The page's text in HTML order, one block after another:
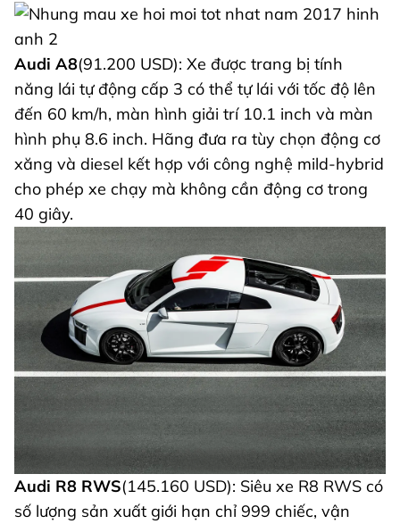
Audi A8(91.200 USD): Xe được trang bị tính
năng lái tự động cấp 3 có thể tự lái với tốc độ lên
đến 60 km/h, màn hình giải trí 10.1 inch và màn
hình phụ 8.6 inch. Hãng đưa ra tùy chọn động cơ
xăng và diesel kết hợp với công nghệ mild-hybrid
cho phép xe chạy mà không cần động cơ trong
40 giây.
Audi R8 RWS(145.160 USD): Siêu xe R8 RWS có
số lượng sản xuất giới hạn chỉ 999 chiếc, vận